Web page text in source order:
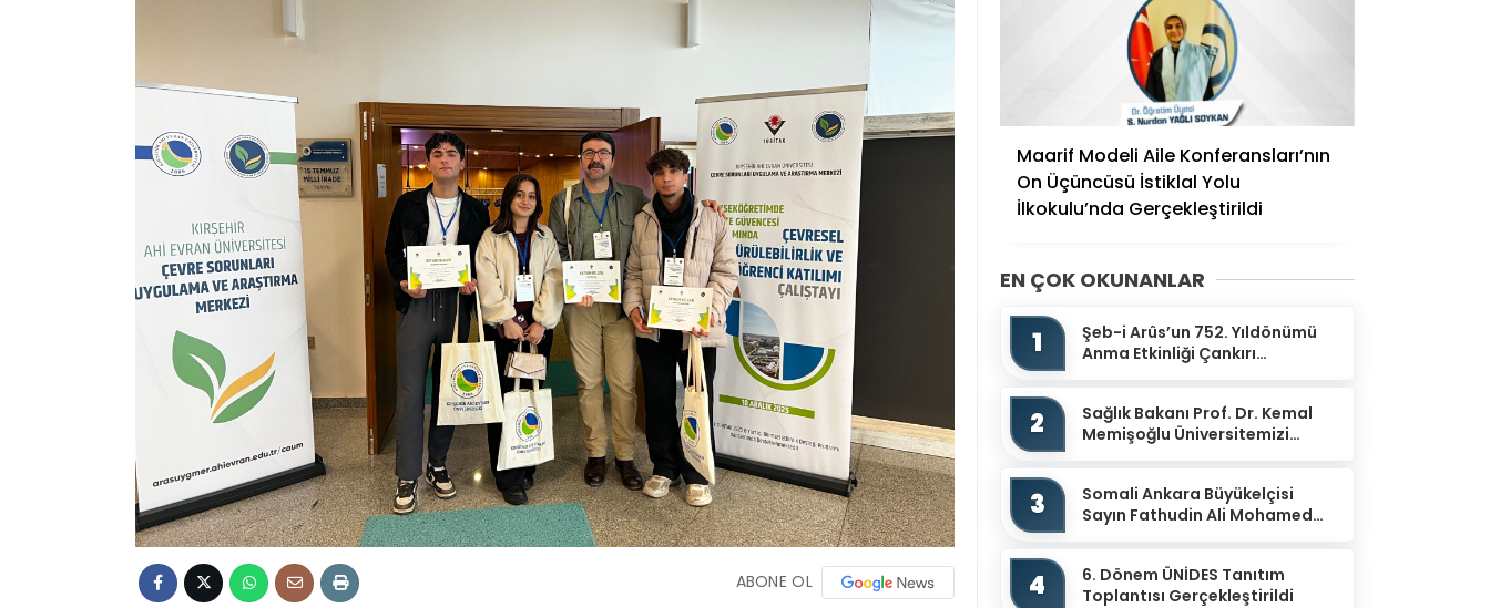
ABONE OL
Maarif Modeli Aile Konferansları’nın
On Üçüncüsü İstiklal Yolu
İlkokulu’nda Gerçekleştirildi
EN ÇOK OKUNANLAR
1
Şeb-i Arûs’un 752. Yıldönümü
Anma Etkinliği Çankırı
2
Sağlık Bakanı Prof. Dr. Kemal
Memişoğlu Üniversitemizi
3
Somali Ankara Büyükelçisi
Sayın Fathudin Ali Mohamed
4
6. Dönem ÜNİDES Tanıtım
Toplantısı Gerçekleştirildi